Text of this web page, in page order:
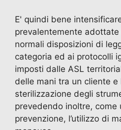
E' quindi bene
prevalentemente
normali disposizioni di
categoria ed ai protocolli
imposti dalle ASL
delle mani tra un cliente e
sterilizzazione degli
prevedendo inoltre, come
prevenzione, l’utilizzo di